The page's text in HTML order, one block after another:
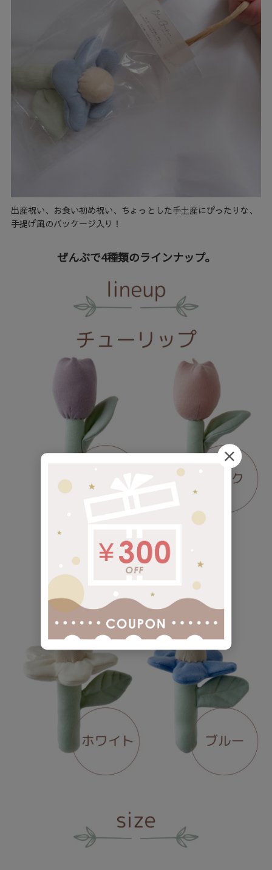
出産祝い、お食い初め祝い、ちょっとした手土産にぴったりな、
手提げ風のパッケージ入り！
ぜんぶで4種類のラインナップ。